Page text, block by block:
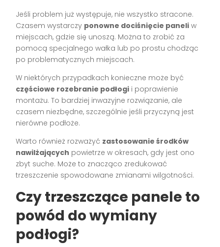
Jeśli problem już występuje, nie wszystko stracone.
Czasem wystarczy ponowne dociśnięcie paneli w
miejscach, gdzie się unoszą. Można to zrobić za
pomocą specjalnego wałka lub po prostu chodząc
po problematycznych miejscach.
W niektórych przypadkach konieczne może być
częściowe rozebranie podłogi i poprawienie
montażu. To bardziej inwazyjne rozwiązanie, ale
czasem niezbędne, szczególnie jeśli przyczyną jest
nierówne podłoże.
Warto również rozważyć zastosowanie środków
nawilżających powietrze w okresach, gdy jest ono
zbyt suche. Może to znacząco zredukować
trzeszczenie spowodowane zmianami wilgotności.
Czy trzeszczące panele to
powód do wymiany
podłogi?